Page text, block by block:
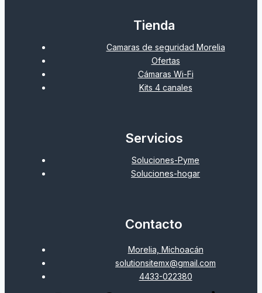
Tienda
Camaras de seguridad Morelia
Ofertas
Cámaras Wi-Fi
Kits 4 canales
Servicios
Soluciones-Pyme
Soluciones-hogar
Contacto
Morelia, Michoacán
solutionsitemx@gmail.com
4433-022380